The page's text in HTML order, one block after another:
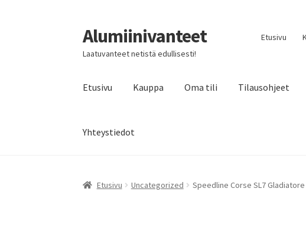
Siirry
navigointiin
Siirry
sisältöön
Alumiinivanteet
Laatuvanteet netistä edullisesti!
Etusivu
Etusivu Kauppa Oma tili Tilausohjeet
Yhteystiedot
Etusivu Uncategorized Speedline Corse SL7 Gladiatore